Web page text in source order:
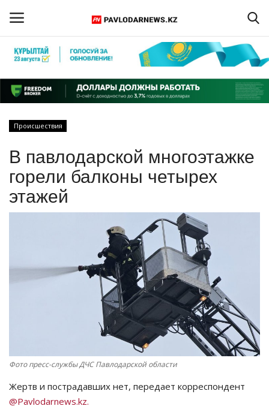
Регистрация
Главная
ПАВЛОДАРСКАЯ ОБЛАСТЬ
КАЗАХСТАН
OFFICIAL
Происшествия
В павлодарской многоэтажке
горели балконы четырех
этажей
Фото пресс-службы ДЧС Павлодарской области
Жертв и пострадавших нет, передает корреспондент
@Pavlodarnews.kz.